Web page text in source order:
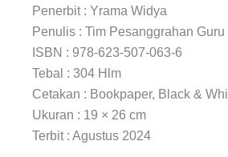
Penerbit : Yrama Widya
Penulis : Tim Pesanggrahan Guru
ISBN : 978-623-507-063-6
Tebal : 304 Hlm
Cetakan : Bookpaper, Black &
Ukuran : 19 × 26 cm
Terbit : Agustus 2024